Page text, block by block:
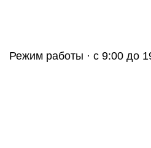
Режим работы · с 9:00 до